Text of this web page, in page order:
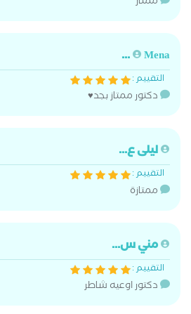
Mena ...
التقييم :
دكتور ممتاز بجد♥️
ليلى ع...
التقييم :
ممتازة
مني س...
التقييم :
دكتور اوعيه شاطر